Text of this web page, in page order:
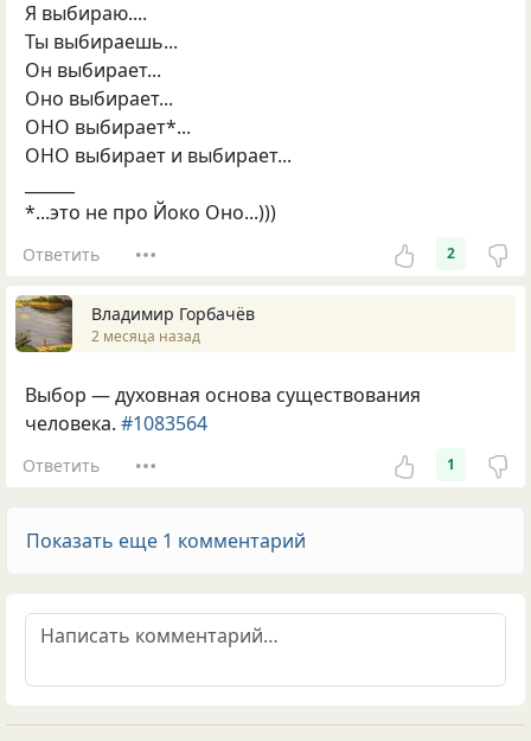
Я выбираю....
Ты выбираешь...
Он выбирает...
Оно выбирает...
ОНО выбирает*...
ОНО выбирает и выбирает...
*...это не про Йоко Оно...)))
Ответить 2
Владимир Горбачёв
2 месяца назад
Выбор — духовная основа существования
человека. #1083564
Ответить 1
Показать еще 1 комментарий